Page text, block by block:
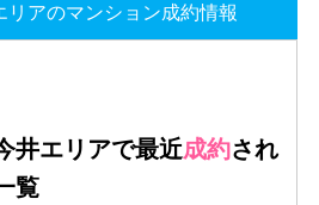
アのマンション成約情報
井エリアで最近成約され
覧